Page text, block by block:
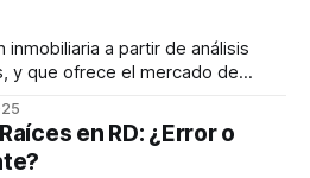
inmobiliaria a partir de análisis
y que ofrece el mercado de
en RD: ¿Error o